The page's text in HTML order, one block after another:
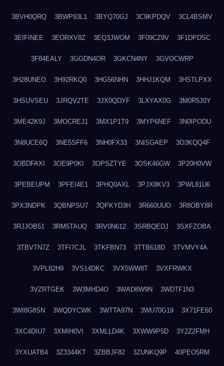
3BVH0QRQ 3BWP93L1 3BYQ70GJ 3C9KPDQV 3CL4BSMV
3EIFINEE 3EORXV8Z 3EQ3JWOM 3F09CZ9V 3F1DPDSC
3F84EALY 3GGDN4OR 3GKCN4NY 3GVOCWRP
3H28UNEO 3H92RKQ0 3HG56NHN 3HHJ1KQM 3HSTLPXX
3HSUVSEU 3JRQV2TE 3JX0QDYF 3LXYAX0G 3M0R5J0Y
3ME42K9J 3MOCREJ1 3MX1P1T9 3MYP6NEF 3N0IPODU
3N8UCE6Q 3NE5SFF6 3NH0FX33 3NISGAEP 3O3KQQ4F
3OBDFAXI 3OE9P0KI 3OPSZTYE 3OSK46GW 3P20H0VW
3PEBEUPM 3PFEI4E1 3PHQ0AXL 3PJX8KV3 3PWL81U6
3PX3NDPK 3QBNPSU7 3QPKYD3H 3R660UUO 3R8OBY8R
3RJJOB51 3RM5TAUQ 3RV0N612 3SRBQEDJ 3SXFZOBA
3TBVTN7Z 3TFI7CJL 3TKFBN73 3TTB618D 3TVMVY4A
3VPL82H9 3VS14DKC 3VX5WW8T 3VXFRWKX
3VZRTGEK 3W3MHD4O 3WAD8W9N 3WDTF1N3
3WI8G8SN 3WQDYCWK 3WTTA97N 3WU70G19 3X71FE60
3XC4DIU7 3XMIH0VI 3XMLLD4K 3XWW9P5D 3Y2Z2FMH
3YXUATB4 3Z3344KT 3ZBBJF82 3ZUNKQ9P 40PEO5RM